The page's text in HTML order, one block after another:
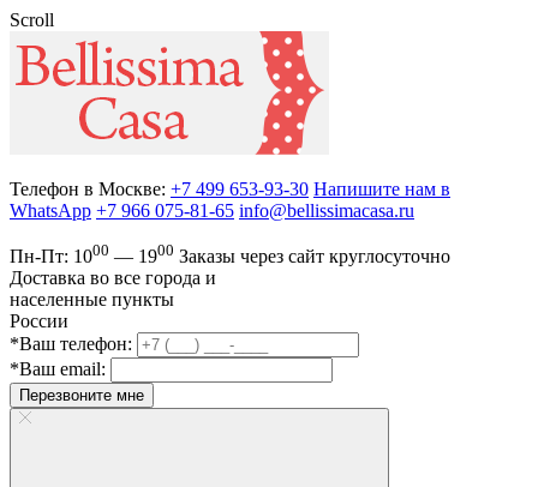
Scroll
Телефон в Москве: +7 499 653-93-30 Напишите нам в
WhatsApp +7 966 075-81-65 info@bellissimacasa.ru
Пн-Пт: 1000 — 1900 Заказы через сайт круглосуточно
Доставка во все города и
населенные пункты
России
*Ваш телефон:
*Ваш email:
Перезвоните мне